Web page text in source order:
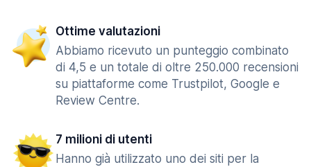
Ottime valutazioni
Abbiamo ricevuto un punteggio combinato
di 4,5 e un totale di oltre 250.000 recensioni
su piattaforme come Trustpilot, Google e
Review Centre.
7 milioni di utenti
Hanno già utilizzato uno dei siti per la